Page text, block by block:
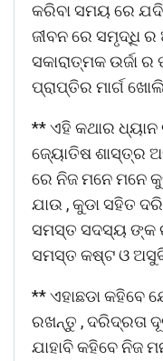
କରିବା ସମୟ ରେ ଯଦି
ଜୀବନ ରେ ସମୃଦ୍ଧି
ସକାରାତ୍ମକ ଉର୍ଜା ର
ପ୍ରାପ୍ତିର ମାର୍ଗ
** ଏହି କଥାର
ଜ୍ୟୋତିଷ ଶାସ୍ତ୍ର
ରେ ନିଜ ମନେ ମନେ
ଯାଉ , କୁଡା ସହିତ
ସମସ୍ତ ସଦସ୍ୟ ଙ୍କ ର
ସମସ୍ତ କଷ୍ଟ ଓ
** ଏହାଛଡା କହିବେ
ରଖନ୍ତୁ , ଦରିଦ୍ରତା
ଯାହାବି କହିବେ ନିଜ